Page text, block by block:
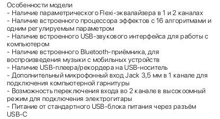
Особенности модели
- Наличие параметрического Flexi-эквалайзера в 1 и 2 каналах
- Наличие встроенного процессора эффектов с 16 алгоритмами и
одним регулируемым параметром
- Наличие встроенного USB-звукового интерфейса для работы с
компьютером
- Наличие встроенного Bluetooth-приёмника, для
воспроизведения музыки с мобильных устройств
- Наличие USB-плеера/рекордера на USB-носитель
- Дополнительный микрофонный вход Jack 3,5 мм в 1 канале для
подключения компьютерной гарнитуры
- Возможность переключения входа во 2 канале в высокоомный
режим для подключения электрогитары
- Питание от стандартного USB-блока питания через разъём
USB-C